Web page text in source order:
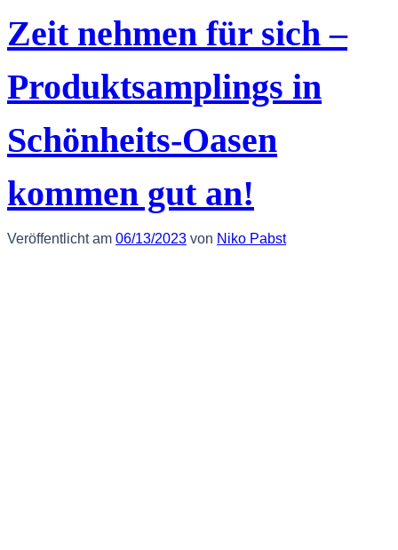
Zeit nehmen für sich –
Produktsamplings in
Schönheits-Oasen
kommen gut an!
Veröffentlicht am 06/13/2023 von Niko Pabst